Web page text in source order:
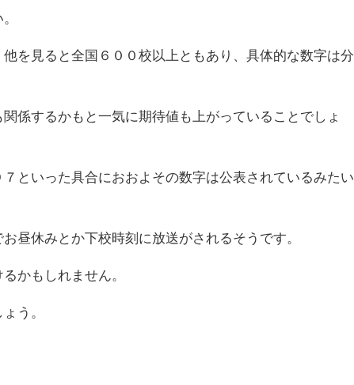
を見ると全国６００校以上ともあり、具体的な数字は分
係するかもと一気に期待値も上がっていることでしょ
といった具合におおよその数字は公表されているみたい
昼休みとか下校時刻に放送がされるそうです。
かもしれません。
う。